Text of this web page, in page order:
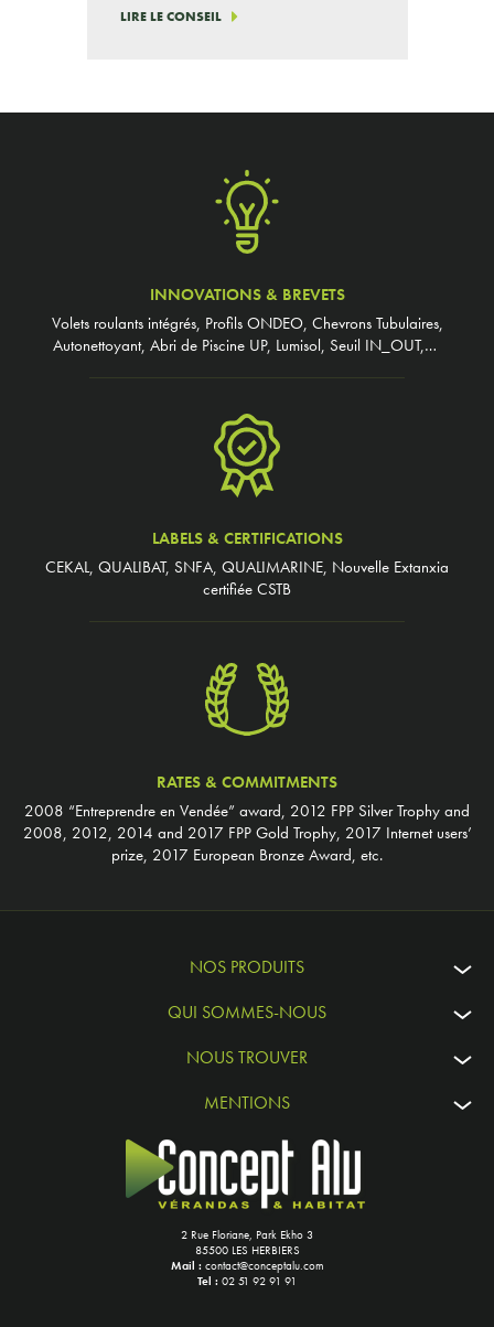
LIRE LE CONSEIL
INNOVATIONS & BREVETS
Volets roulants intégrés, Profils ONDEO, Chevrons Tubulaires,
Autonettoyant, Abri de Piscine UP, Lumisol, Seuil IN_OUT,…
LABELS & CERTIFICATIONS
CEKAL, QUALIBAT, SNFA, QUALIMARINE, Nouvelle Extanxia
certifiée CSTB
RATES & COMMITMENTS
2008 “Entreprendre en Vendée” award, 2012 FPP Silver Trophy and
2008, 2012, 2014 and 2017 FPP Gold Trophy, 2017 Internet users’
prize, 2017 European Bronze Award, etc.
NOS PRODUITS
QUI SOMMES-NOUS
NOUS TROUVER
MENTIONS
2 Rue Floriane, Park Ekho 3
85500 LES HERBIERS
Mail : contact@conceptalu.com
Tel : 02 51 92 91 91